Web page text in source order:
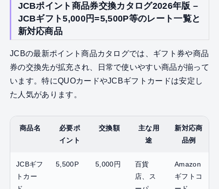
JCBポイント商品券交換カタログ2026年版 –
JCBギフト5,000円=5,500P等のレート一覧と
新対応商品
JCBの最新ポイント商品カタログでは、ギフト券や商品
券の交換先が拡充され、日常で使いやすい商品が揃って
います。特にQUOカードやJCBギフトカードは安定し
た人気があります。
商品名
必要ポ
イント
交換額
主な用
途
新対応商
品例
JCBギフ
トカー
5,500P 5,000円
百貨
店、ス
Amazon
ギフトコ